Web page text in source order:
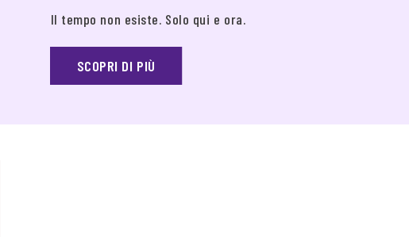
Il tempo non esiste. Solo qui e ora.
SCOPRI DI PIÙ